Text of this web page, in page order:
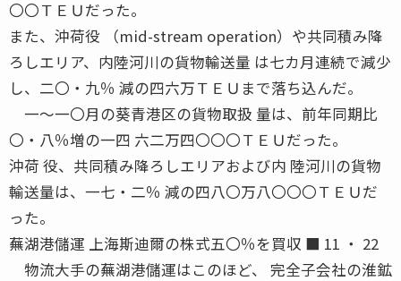
〇〇ＴＥＵだった。
また、沖荷役 （mid-stream operation）や共同積み降
ろしエリア、内陸河川の貨物輸送量 は七カ月連続で減少
し、二〇・九％ 減の四六万ＴＥＵまで落ち込んだ。
一〜一〇月の葵青港区の貨物取扱 量は、前年同期比
〇・八％増の一四 六二万四〇〇〇ＴＥＵだった。
沖荷 役、共同積み降ろしエリアおよび内 陸河川の貨物
輸送量は、一七・二％ 減の四八〇万八〇〇〇ＴＥＵだ
った。
蕪湖港儲運 上海斯迪爾の株式五〇％を買収 ■ 11 ・ 22
物流大手の蕪湖港儲運はこのほど、 完全子会社の淮鉱